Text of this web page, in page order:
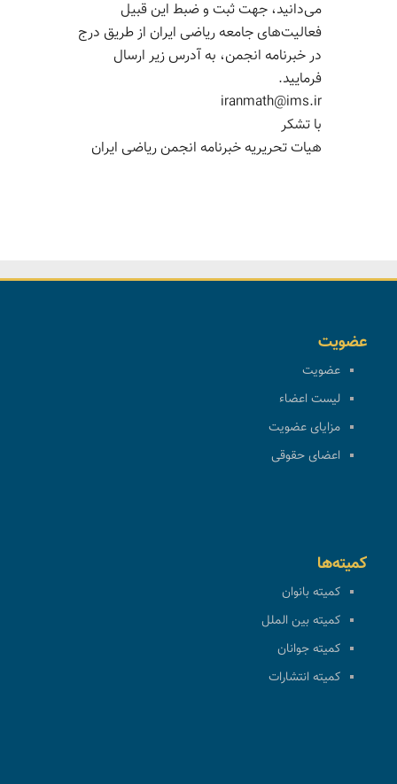
می‌دانید، جهت ثبت و ضبط این قبیل
فعالیت‌های جامعه ریاضی ایران از طریق درج
در خبرنامه انجمن، به آدرس زیر ارسال
فرمایید.
iranmath@ims.ir
با تشکر
هیات تحریریه خبرنامه انجمن ریاضی ایران
عضویت
عضویت
لیست اعضاء
مزایای عضویت
اعضای حقوقی
کمیته‌ها
کمیته بانوان
کمیته بین الملل
کمیته جوانان
کمیته انتشارات